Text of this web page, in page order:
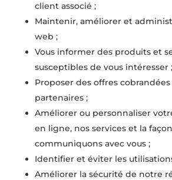
client associé ;
Maintenir, améliorer et
web ;
Vous informer des produits et
susceptibles de vous intéresser ;
Proposer des offres cobrandées
partenaires ;
Améliorer ou personnaliser
en ligne, nos services et la
communiquons avec vous ;
Identifier et éviter les
Améliorer la sécurité de notre